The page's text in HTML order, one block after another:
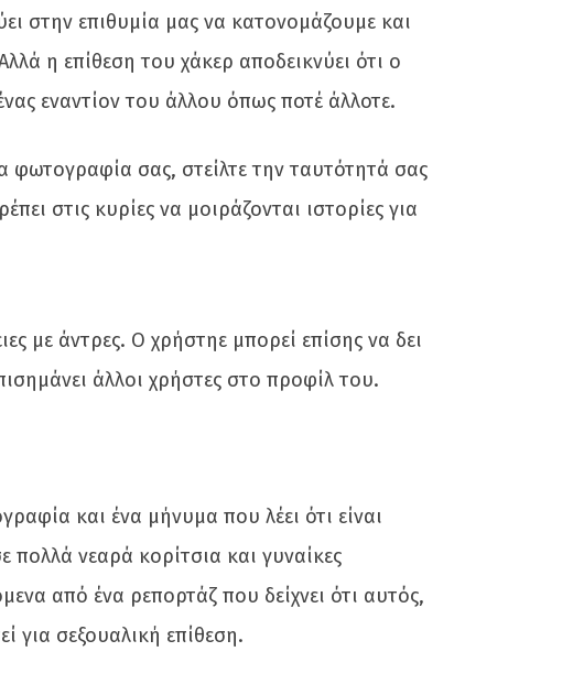
στην επιθυμία μας να κατονομάζουμε και
η επίθεση του χάκερ αποδεικνύει ότι ο
εναντίον του άλλου όπως ποτέ άλλοτε.
φωτογραφία σας, στείλτε την ταυτότητά σας
στις κυρίες να μοιράζονται ιστορίες για
με άντρες. Ο χρήστηε μπορεί επίσης να δει
άλλοι χρήστες στο προφίλ του.
και ένα μήνυμα που λέει ότι είναι
πολλά νεαρά κορίτσια και γυναίκες
από ένα ρεπορτάζ που δείχνει ότι αυτός,
για σεξουαλική επίθεση.